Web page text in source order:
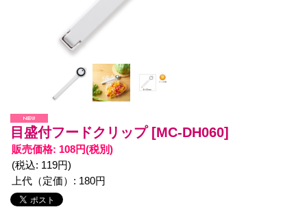
目盛付フードクリップ [MC-DH060]
販売価格: 108円(税別)
(税込: 119円)
上代（定価） : 180円